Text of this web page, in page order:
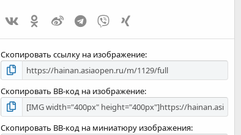
д
Vk
Ok Weibo Telegram
Viber
Скопировать ссылку на изображение
Скопировать BB-код на изображение
Скопировать BB-код на миниатюру изображения